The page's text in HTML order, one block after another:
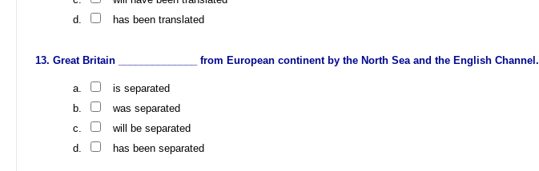
has been translated
Great Britain ______________ from European continent by the North Sea and the English Channel.
is separated
was separated
will be separated
has been separated